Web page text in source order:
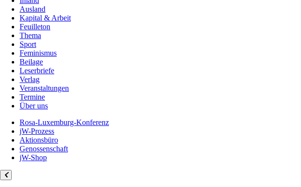
Ausland
Kapital & Arbeit
Feuilleton
Thema
Sport
Feminismus
Beilage
Leserbriefe
Verlag
Veranstaltungen
Termine
Über uns
Rosa-Luxemburg-Konferenz
jW-Prozess
Aktionsbüro
Genossenschaft
jW-Shop